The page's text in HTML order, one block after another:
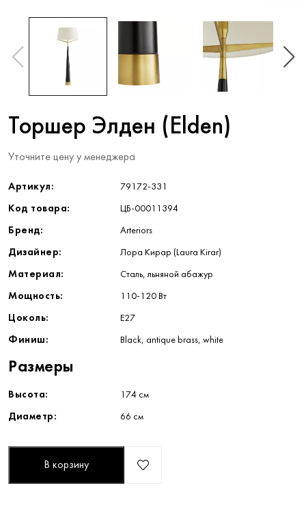
Торшер Элден (Elden)
Уточните цену у менеджера
Артикул: 79172-331
Код товара: ЦБ-00011394
Бренд: Arteriors
Дизайнер: Лора Кирар (Laura Kirar)
Материал: Сталь, льняной абажур
Мощность: 110-120 Вт
Цоколь: Е27
Финиш: Black, antique brass, white
Размеры
Высота: 174 см
Диаметр: 66 см
В корзину